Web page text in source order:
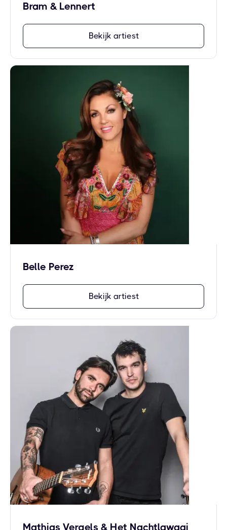
Bram & Lennert
Bekijk artiest
Belle Perez
Bekijk artiest
Mathias Vergels & Het Nachtlawaai